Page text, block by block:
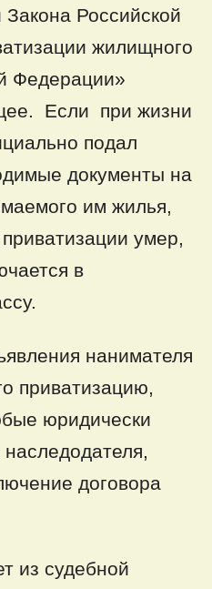
Российской
жилищного
Федерации»
Если при жизни
подал
документы на
им жилья,
умер,
в
нанимателя
приватизацию,
юридически
договора
из судебной